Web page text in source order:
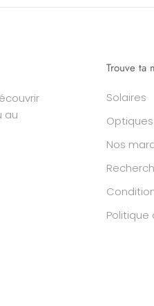
au
Trouve ta
Solaires
Optiques
Nos